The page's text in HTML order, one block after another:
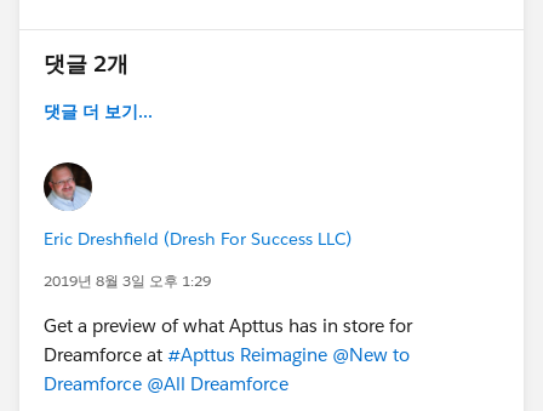
댓글 2개
댓글 더 보기...
Eric Dreshfield (Dresh For Success LLC)
2019년 8월 3일 오후 1:29
Get a preview of what Apttus has in store for
Dreamforce at #Apttus Reimagine @New to
Dreamforce @All Dreamforce